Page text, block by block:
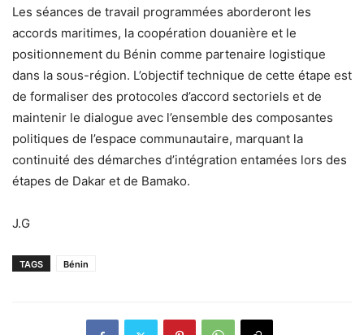
Les séances de travail programmées aborderont les
accords maritimes, la coopération douanière et le
positionnement du Bénin comme partenaire logistique
dans la sous-région. L’objectif technique de cette étape est
de formaliser des protocoles d’accord sectoriels et de
maintenir le dialogue avec l’ensemble des composantes
politiques de l’espace communautaire, marquant la
continuité des démarches d’intégration entamées lors des
étapes de Dakar et de Bamako.
J.G
TAGS Bénin